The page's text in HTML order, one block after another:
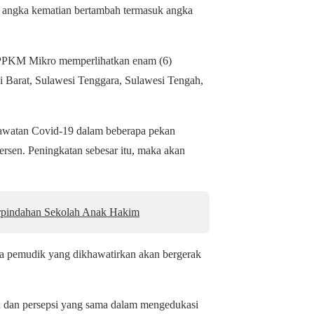
kematian bertambah termasuk angka
Mikro memperlihatkan enam (6)
Sulawesi Tenggara, Sulawesi Tengah,
Covid-19 dalam beberapa pekan
Peningkatan sebesar itu, maka akan
Sekolah Anak Hakim
pemudik yang dikhawatirkan akan bergerak
persepsi yang sama dalam mengedukasi